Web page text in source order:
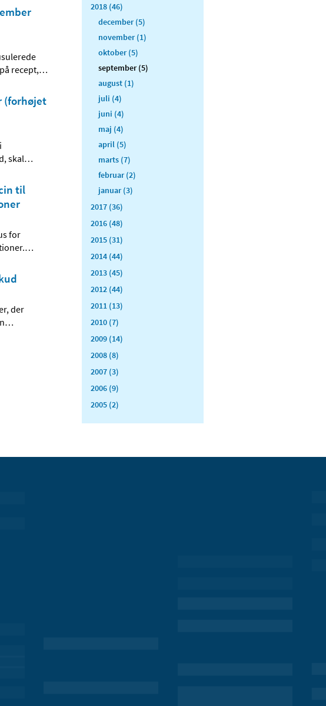
recept,…
(forhøjet
skal…
til
for
…
der
…
2018 (46)
december (5)
november (1)
oktober (5)
september (5)
august (1)
juli (4)
juni (4)
maj (4)
april (5)
marts (7)
februar (2)
januar (3)
2017 (36)
2016 (48)
2015 (31)
2014 (44)
2013 (45)
2012 (44)
2011 (13)
2010 (7)
2009 (14)
2008 (8)
2007 (3)
2006 (9)
2005 (2)